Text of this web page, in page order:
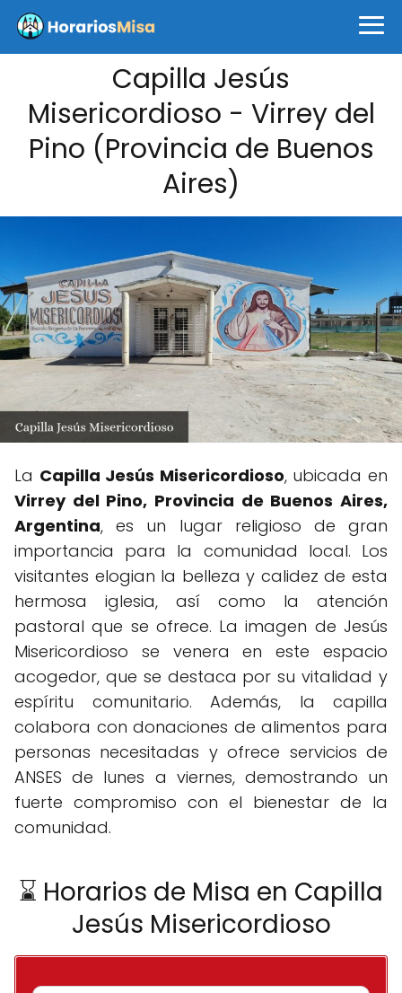
Capilla Jesús
Misericordioso - Virrey del
Pino (Provincia de Buenos
Aires)
La Capilla Jesús Misericordioso, ubicada en
Virrey del Pino, Provincia de Buenos Aires,
Argentina, es un lugar religioso de gran
importancia para la comunidad local. Los
visitantes elogian la belleza y calidez de esta
hermosa iglesia, así como la atención
pastoral que se ofrece. La imagen de Jesús
Misericordioso se venera en este espacio
acogedor, que se destaca por su vitalidad y
espíritu comunitario. Además, la capilla
colabora con donaciones de alimentos para
personas necesitadas y ofrece servicios de
ANSES de lunes a viernes, demostrando un
fuerte compromiso con el bienestar de la
comunidad.
⌛ Horarios de Misa en Capilla
Jesús Misericordioso